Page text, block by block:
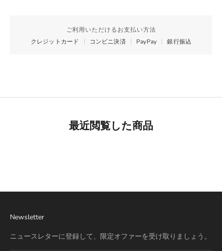
ご利用いただけるお支払い方法
クレジットカード
コンビニ決済 PayPay 銀行振込
最近閲覧した商品
Newsletter
ニュースレターに登録して、限定オファーを受け取りましょう。